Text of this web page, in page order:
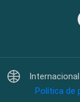
Internacional
Política de